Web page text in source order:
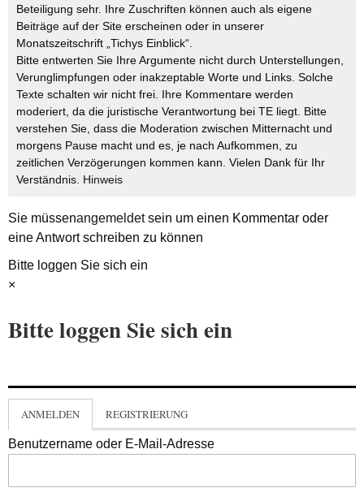
Beteiligung sehr. Ihre Zuschriften können auch als eigene
Beiträge auf der Site erscheinen oder in unserer
Monatszeitschrift „Tichys Einblick“.
Bitte entwerten Sie Ihre Argumente nicht durch Unterstellungen,
Verunglimpfungen oder inakzeptable Worte und Links. Solche
Texte schalten wir nicht frei. Ihre Kommentare werden
moderiert, da die juristische Verantwortung bei TE liegt. Bitte
verstehen Sie, dass die Moderation zwischen Mitternacht und
morgens Pause macht und es, je nach Aufkommen, zu
zeitlichen Verzögerungen kommen kann. Vielen Dank für Ihr
Verständnis. Hinweis
Sie müssenangemeldetsein um einen Kommentar oder
eine Antwort schreiben zu können
Bitte loggen Sie sich ein
×
Bitte loggen Sie sich ein
ANMELDEN REGISTRIERUNG
Benutzername oder E-Mail-Adresse